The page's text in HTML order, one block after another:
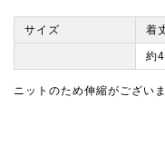
サイズ 着
約
ニットのため伸縮がございま